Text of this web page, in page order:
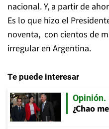
nacional. Y, a partir de
Es lo que hizo el
noventa, con cientos de
irregular en Argentina.
Te puede interesar
Opinión
¿Chao